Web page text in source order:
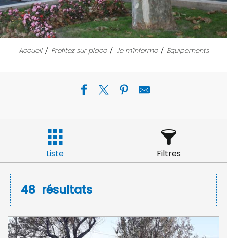
Accueil Profitez sur place Je m’informe Equipements
Liste Filtres
48 résultats